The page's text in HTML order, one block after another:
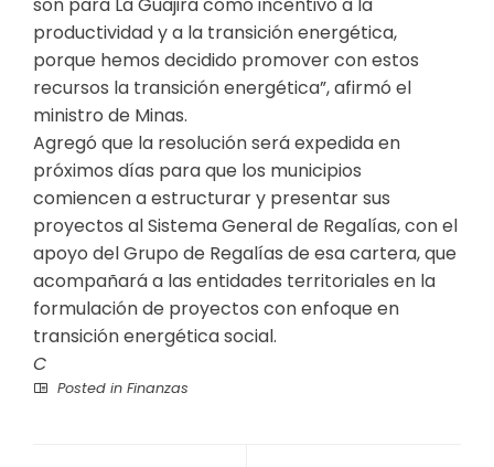
son para La Guajira como incentivo a la
productividad y a la transición energética,
porque hemos decidido promover con estos
recursos la transición energética”, afirmó el
ministro de Minas.
Agregó que la resolución será expedida en
próximos días para que los municipios
comiencen a estructurar y presentar sus
proyectos al Sistema General de Regalías, con el
apoyo del Grupo de Regalías de esa cartera, que
acompañará a las entidades territoriales en la
formulación de proyectos con enfoque en
transición energética social.
C
Posted in Finanzas